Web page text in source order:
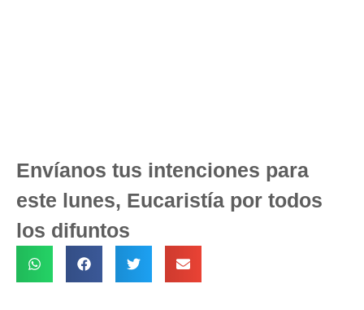
Envíanos tus intenciones para
este lunes, Eucaristía por todos
los difuntos